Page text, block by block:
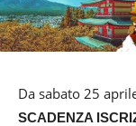
Da sabato 25
SCADENZA